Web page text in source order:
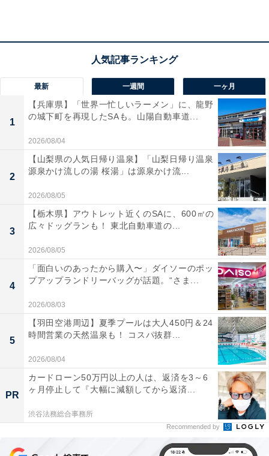
ら海辺のレトロ遊園地まで…道央エリアの個
性派遊園地3選
「札幌市図書・情報館」は入館無料！ 大通駅直
結・平日夜21時まで利用できるビジネス特化型図
書館
最新 一週間 一ヶ月
1
【兵庫県】「世界一忙しいラーメン」に、龍野
の城下町を再現したSAも。山陽自動車道...
2026/08/04
2
【山梨県の人気日帰り温泉】「山梨日帰り温泉
源泉かけ流しの湯 桜湯」は源泉かけ流...
2026/08/05
3
【栃木県】アウトレット近くのSAに、600㎡の
広々ドッグランも！ 東北自動車道の...
2026/08/05
4
「面白いのあったから購入〜」ダイソーのポッ
プアップランドリーバッグが話題。“さま...
2026/08/03
5
【羽田空港周辺】夏季プールは大人450円＆24
時間営業の天然温泉も！ コスパ抜群...
2026/08/04
PR
カードローン50万円以上の人は、返済を3～6
ヶ月停止して『大幅に減額してから返済...
渋谷法務総合事務所
Recommended by